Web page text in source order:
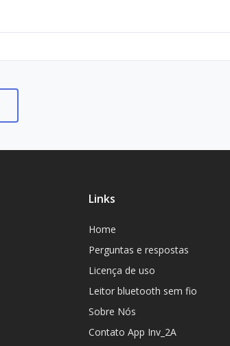
Links
Home
Perguntas e respostas
Licença de uso
Leitor bluetooth sem fio
Sobre Nós
Contato App Inv_2A